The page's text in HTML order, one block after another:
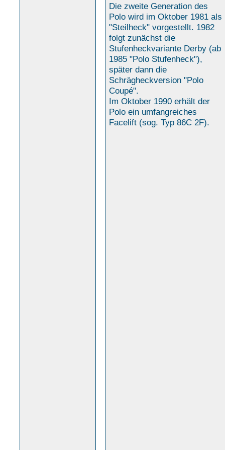
Die zweite Generation des
Polo wird im Oktober 1981 als
"Steilheck" vorgestellt. 1982
folgt zunächst die
Stufenheckvariante Derby (ab
1985 "Polo Stufenheck"),
später dann die
Schrägheckversion "Polo
Coupé".
Im Oktober 1990 erhält der
Polo ein umfangreiches
Facelift (sog. Typ 86C 2F).